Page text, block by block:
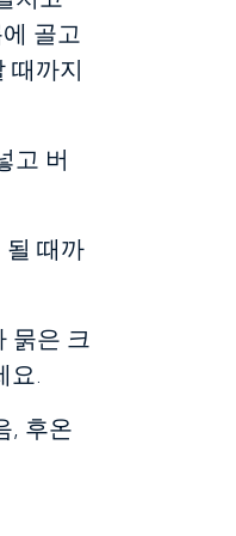
골고
때까지
고 버
될 때까
묽은 크
요.
, 후온